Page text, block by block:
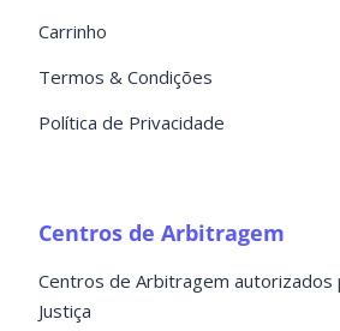
Carrinho
Termos & Condições
Política de Privacidade
Centros de Arbitragem
Centros de Arbitragem autorizados
Justiça